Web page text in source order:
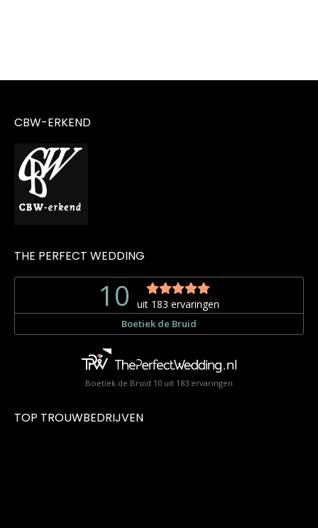
CBW-ERKEND
THE PERFECT WEDDING
Boetiek de Bruid 10 uit 183 ervaringen
TOP TROUWBEDRIJVEN